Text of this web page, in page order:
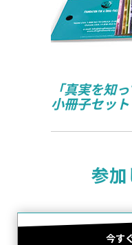
ダウン
「真実を知
小冊子セット
参加
今す